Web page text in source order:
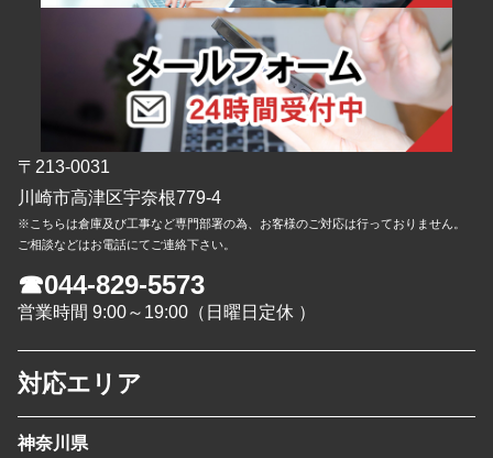
〒213-0031
川崎市高津区宇奈根779-4
※こちらは倉庫及び工事など専門部署の為、お客様のご対応は行っておりません。
ご相談などはお電話にてご連絡下さい。
☎044-829-5573
営業時間 9:00～19:00（日曜日定休 ）
対応エリア
神奈川県